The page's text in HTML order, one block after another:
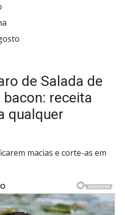
de Salada de
receita
qualquer
macias e corte-as em